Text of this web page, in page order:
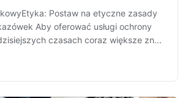
Postaw na etyczne zasady
Aby oferować usługi ochrony
czasach coraz większe zn...